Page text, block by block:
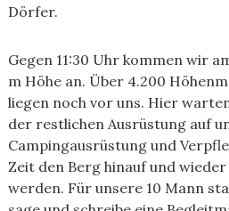
Dörfer.
Gegen 11:30 Uhr kommen wir
m Höhe an. Über 4.200
liegen noch vor uns. Hier
der restlichen Ausrüstung auf
Campingausrüstung und
Zeit den Berg hinauf und
werden. Für unsere 10 Mann